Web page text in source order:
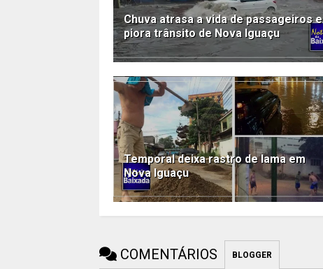
Chuva atrasa a vida de passageiros e
piora trânsito de Nova Iguaçu
Temporal deixa rastro de lama em
Nova Iguaçu
COMENTÁRIOS BLOGGER